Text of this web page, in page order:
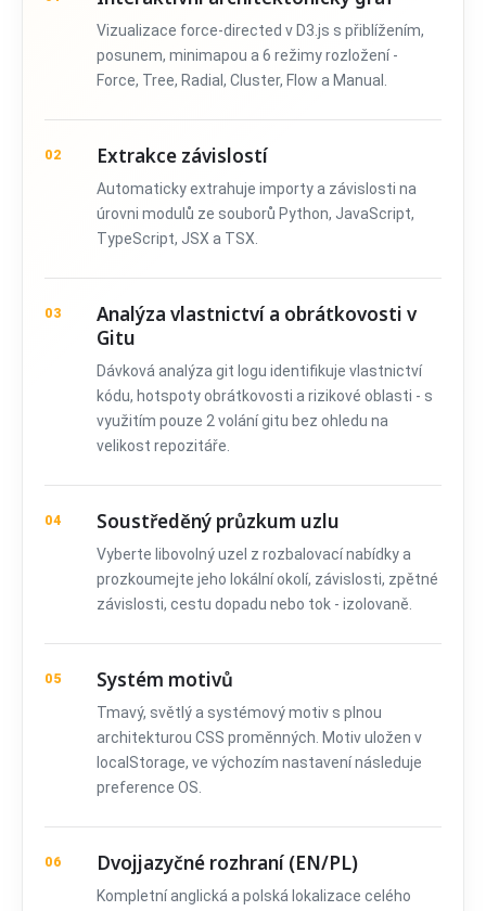
Vizualizace force-directed v D3.js s přiblížením,
posunem, minimapou a 6 režimy rozložení -
Force, Tree, Radial, Cluster, Flow a Manual.
02 Extrakce závislostí
Automaticky extrahuje importy a závislosti na
úrovni modulů ze souborů Python, JavaScript,
TypeScript, JSX a TSX.
03
Analýza vlastnictví a obrátkovosti v
Gitu
Dávková analýza git logu identifikuje vlastnictví
kódu, hotspoty obrátkovosti a rizikové oblasti - s
využitím pouze 2 volání gitu bez ohledu na
velikost repozitáře.
04 Soustředěný průzkum uzlu
Vyberte libovolný uzel z rozbalovací nabídky a
prozkoumejte jeho lokální okolí, závislosti, zpětné
závislosti, cestu dopadu nebo tok - izolovaně.
05 Systém motivů
Tmavý, světlý a systémový motiv s plnou
architekturou CSS proměnných. Motiv uložen v
localStorage, ve výchozím nastavení následuje
preference OS.
06 Dvojjazyčné rozhraní (EN/PL)
Kompletní anglická a polská lokalizace celého